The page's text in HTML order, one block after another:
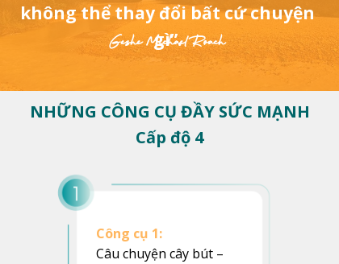
không thể thay đổi bất cứ chuyện
gì”.
Geshe Michael Roach
NHỮNG CÔNG CỤ ĐẦY SỨC MẠNH
Cấp độ 4
Công cụ 1:
Câu chuyện cây bút –